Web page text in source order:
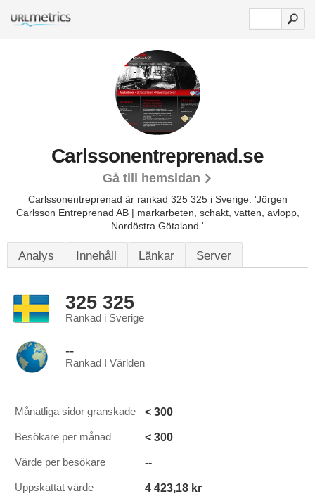
Carlssonentreprenad.se
Gå till hemsidan
Carlssonentreprenad är rankad 325 325 i Sverige. 'Jörgen
Carlsson Entreprenad AB | markarbeten, schakt, vatten, avlopp,
Nordöstra Götaland.'
Analys Innehåll Länkar Server
325 325
Rankad i Sverige
--
Rankad I Världen
Månatliga sidor granskade < 300
Besökare per månad < 300
Värde per besökare --
Uppskattat värde 4 423,18 kr